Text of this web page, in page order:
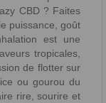
CBD ? Faites
puissance, goût
est une
tropicales,
de flotter sur
ou gourou du
rire, sourire et